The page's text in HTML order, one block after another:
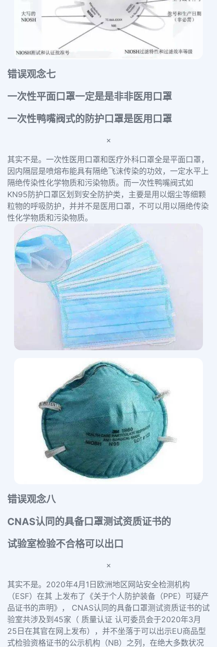
错误观念七
一次性平面口罩一定是是非非医用口罩
一次性鸭嘴阀式的防护口罩是医用口罩
×
其实不是。 一次性医用口罩和医疗外科口罩全是平面口罩，
因内隔层是喷熔布能具有隔绝飞沫传染的功效，一定水平上
隔绝传染性化学物质和污染物质。而一次性鸭嘴阀式如
KN95防护口罩区划到安全防护类，主要是用以烟尘等细颗
粒物的呼吸防护，并并不是医用口罩，不可以用以隔绝传染
性化学物质和污染物质。
错误观念八
CNAS认同的具备口罩测试资质证书的
试验室检验不合格可以出口
×
其实不是。 2020年4月1日欧洲地区网站安全检测机构
（ESF）在其 上发布了《关于个人防护装备（PPE）可疑产
品证书的声明》， CNAS认同的具备口罩测试资质证书的试
验室共涉及到45家（ 质量认证 认可委员会于2020年3月
25日在其官在网上发布），并不坐落于可以出示EU商品型
式检验资格证书的公示机构（NB）之列，在绝大多数状况